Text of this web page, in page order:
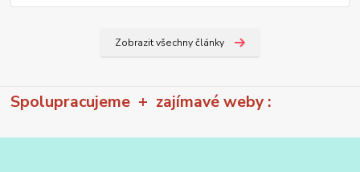
Zobrazit všechny články
Spolupracujeme + zajímavé weby :